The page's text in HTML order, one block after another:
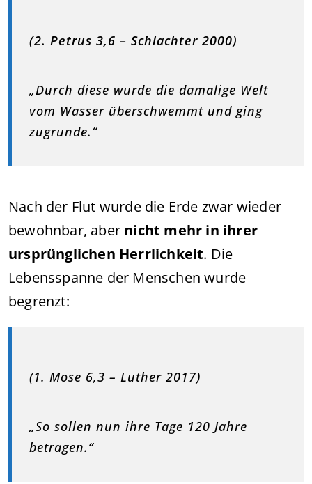
(2. Petrus 3,6 – Schlachter 2000)
„Durch diese wurde die damalige Welt
vom Wasser überschwemmt und ging
zugrunde.“
Nach der Flut wurde die Erde zwar wieder
bewohnbar, aber nicht mehr in ihrer
ursprünglichen Herrlichkeit. Die
Lebensspanne der Menschen wurde
begrenzt:
(1. Mose 6,3 – Luther 2017)
„So sollen nun ihre Tage 120 Jahre
betragen.“